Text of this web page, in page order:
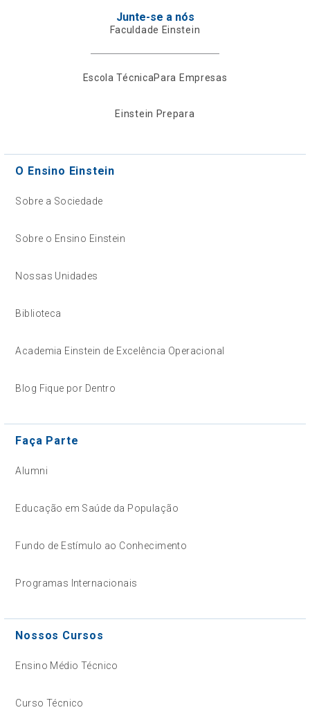
Junte-se a nós
Faculdade Einstein
Escola TécnicaPara Empresas
Einstein Prepara
O Ensino Einstein
Sobre a Sociedade
Sobre o Ensino Einstein
Nossas Unidades
Biblioteca
Academia Einstein de Excelência Operacional
Blog Fique por Dentro
Faça Parte
Alumni
Educação em Saúde da População
Fundo de Estímulo ao Conhecimento
Programas Internacionais
Nossos Cursos
Ensino Médio Técnico
Curso Técnico